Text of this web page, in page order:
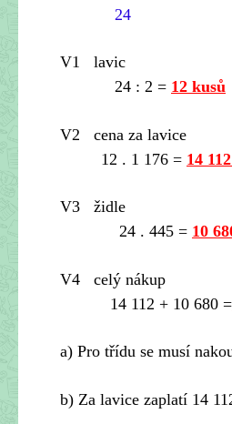
24
V1
24 : 2 = 12 kusů
V2 cena
12 . 1 176 = 14
V3
24 . 445 = 10
V4 celý
14 112 + 10 680 =
a) Pro třídu se musí
b) Za lavice zaplatí 14